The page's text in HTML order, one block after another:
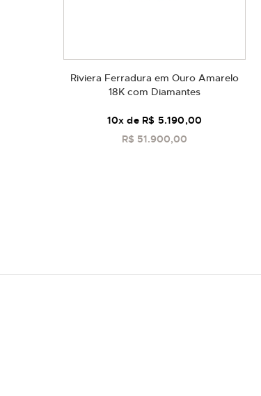
COMPRAR
Riviera Ferradura em Ouro Amarelo
18K com Diamantes
R$ 51.900,00
10x de R$ 5.190,00